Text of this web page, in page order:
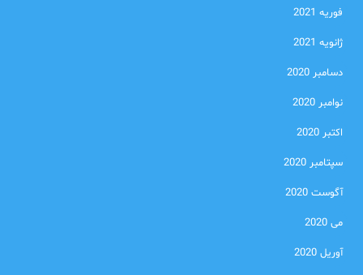
فوریه 2021
ژانویه 2021
دسامبر 2020
نوامبر 2020
اکتبر 2020
سپتامبر 2020
آگوست 2020
می 2020
آوریل 2020